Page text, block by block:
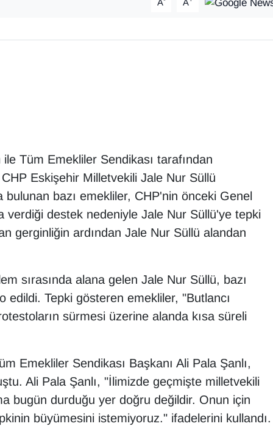
A A
Tüm Emekliler Sendikası tarafından
Eskişehir Milletvekili Jale Nur Süllü
bulunan bazı emekliler, CHP'nin önceki Genel
verdiği destek nedeniyle Jale Nur Süllü'ye tepki
gerginliğin ardından Jale Nur Süllü alandan
sırasında alana gelen Jale Nur Süllü, bazı
edildi. Tepki gösteren emekliler, "Butlancı
sürmesi üzerine alanda kısa süreli
Emekliler Sendikası Başkanı Ali Pala Şanlı,
Ali Pala Şanlı, "İlimizde geçmişte milletvekili
bugün durduğu yer doğru değildir. Onun için
büyümesini istemiyoruz." ifadelerini kullandı.